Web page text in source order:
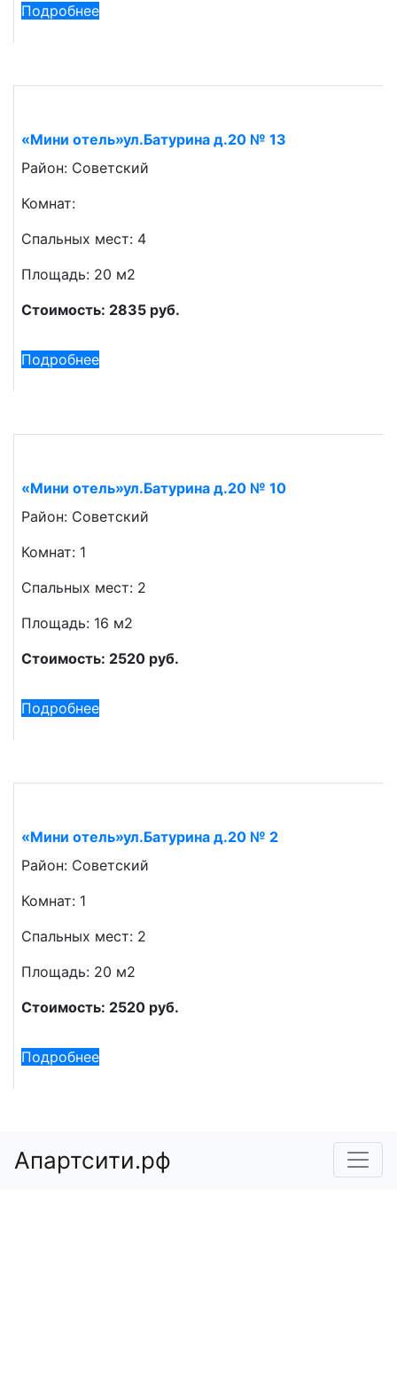
Подробнее
«Мини отель»ул.Батурина д.20 № 13
Район: Советский
Комнат:
Спальных мест: 4
Площадь: 20 м2
Стоимость: 2835 руб.
Подробнее
«Мини отель»ул.Батурина д.20 № 10
Район: Советский
Комнат: 1
Спальных мест: 2
Площадь: 16 м2
Стоимость: 2520 руб.
Подробнее
«Мини отель»ул.Батурина д.20 № 2
Район: Советский
Комнат: 1
Спальных мест: 2
Площадь: 20 м2
Стоимость: 2520 руб.
Подробнее
Апартсити.рф